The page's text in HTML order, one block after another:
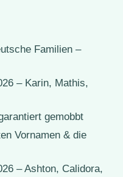
Familien –
– Karin, Mathis,
gemobbt
Vornamen & die
– Ashton, Calidora,